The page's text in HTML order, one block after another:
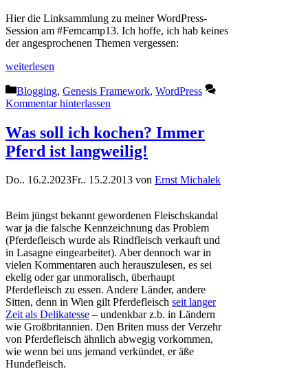
Hier die Linksammlung zu meiner WordPress-
Session am #Femcamp13. Ich hoffe, ich hab keines
der angesprochenen Themen vergessen:
weiterlesen
Kategorien
Blogging, Genesis Framework, WordPress
Kommentar hinterlassen
Was soll ich kochen? Immer
Pferd ist langweilig!
Do.. 16.2.2023Fr.. 15.2.2013 von Ernst Michalek
Beim jüngst bekannt gewordenen Fleischskandal
war ja die falsche Kennzeichnung das Problem
(Pferdefleisch wurde als Rindfleisch verkauft und
in Lasagne eingearbeitet). Aber dennoch war in
vielen Kommentaren auch herauszulesen, es sei
ekelig oder gar unmoralisch, überhaupt
Pferdefleisch zu essen. Andere Länder, andere
Sitten, denn in Wien gilt Pferdefleisch seit langer
Zeit als Delikatesse – undenkbar z.b. in Ländern
wie Großbritannien. Den Briten muss der Verzehr
von Pferdefleisch ähnlich abwegig vorkommen,
wie wenn bei uns jemand verkündet, er äße
Hundefleisch.